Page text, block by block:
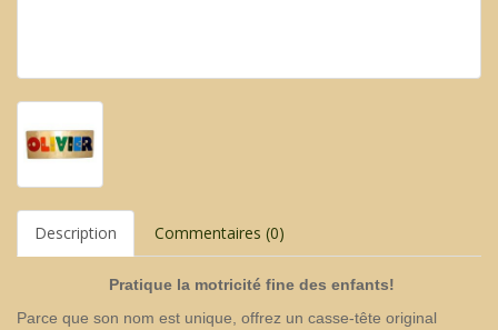
Description Commentaires (0)
Pratique la motricité fine des enfants!
Parce que son nom est unique, offrez un casse-tête original